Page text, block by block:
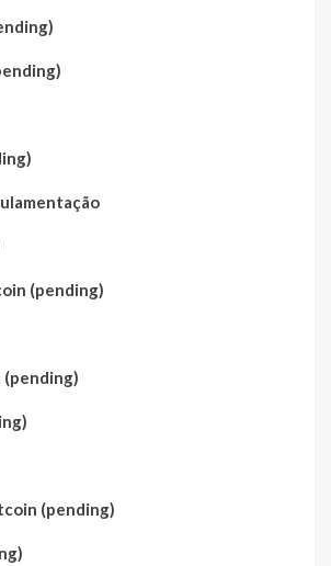
(pending)
(pending)